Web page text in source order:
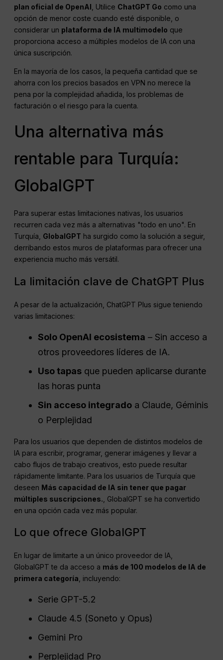
plan oficial de OpenAI , Utilice ChatGPT Go como una
opción de menor coste cuando esté disponible, o
considerar un plataforma de IA multimodelo que
proporciona acceso a múltiples modelos de IA con una
única suscripción.
En la mayoría de los casos, la pequeña cantidad que se
ahorra con los precios basados en VPN no merece la
pena por la complejidad añadida, los problemas de
facturación o el riesgo para la cuenta.
Una alternativa más
rentable para Turquía:
GlobalGPT
Para superar estas limitaciones nativas, los usuarios
recurren cada vez más a alternativas "todo en uno". En
Turquía, GlobalGPT ha surgido como la solución a seguir,
derribando estos muros de plataformas para ofrecer una
experiencia mucho más versátil.
La limitación clave de ChatGPT Plus
A pesar de la actualización, ChatGPT Plus sigue teniendo
varias limitaciones:
Solo OpenAI ecosistema – Sin acceso a
otros proveedores líderes de IA.
Usotapas que pueden aplicarse durante
las horas punta
Sin acceso integrado a Claude, Géminis
o Perplejidad
Para los usuarios que dependen de distintos modelos de
IA para escribir, programar, generar imágenes y llevar a
cabo flujos de trabajo creativos, esto puede resultar
rápidamente limitante. Para los usuarios de Turquía que
deseen Más capacidad de IA sin tener que pagar
múltiples suscripciones. , GlobalGPT se ha convertido
en una opción cada vez más popular.
Lo que ofrece GlobalGPT
En lugar de limitarte a un único proveedor de IA,
GlobalGPT te da acceso a más de 100 modelos de IA de
primera categoría , incluyendo:
Serie GPT-5.2
Claude 4.5 (Soneto y Opus)
Gemini Pro
Perplejidad Pro